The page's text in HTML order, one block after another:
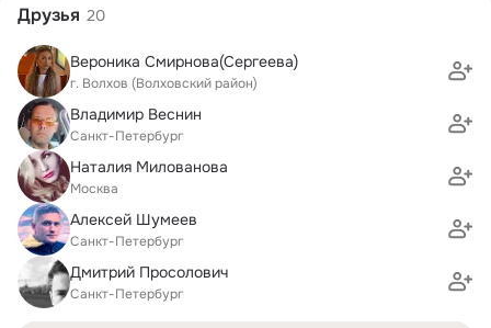
Друзья 20
Вероника Смирнова(Сергеева)
г. Волхов (Волховский район)
Владимир Веснин
Санкт-Петербург
Наталия Милованова
Москва
Алексей Шумеев
Санкт-Петербург
Дмитрий Просолович
Санкт-Петербург